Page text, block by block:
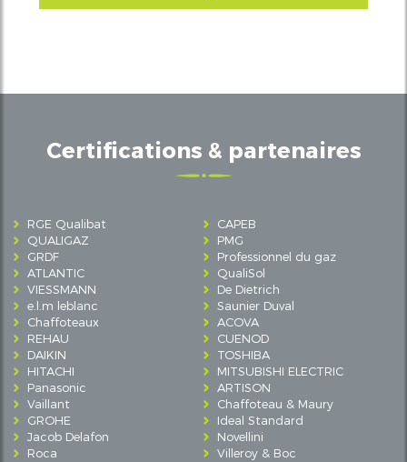
Certifications & partenaires
RGE Qualibat
CAPEB
QUALIGAZ
PMG
GRDF
Professionnel du gaz
ATLANTIC
QualiSol
VIESSMANN
De Dietrich
e.l.m leblanc
Saunier Duval
Chaffoteaux
ACOVA
REHAU
CUENOD
DAIKIN
TOSHIBA
HITACHI
MITSUBISHI ELECTRIC
Panasonic
ARTISON
Vaillant
Chaffoteau & Maury
GROHE
Ideal Standard
Jacob Delafon
Novellini
Roca
Villeroy & Boc